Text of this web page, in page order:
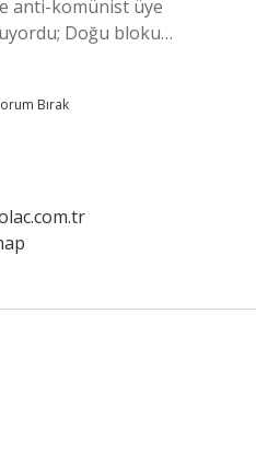
anti-komünist üye
Doğu bloku…
Bırak